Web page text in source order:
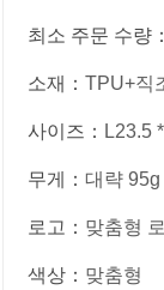
최소 주문 수량：
소재：TPU+직
사이즈： L23.5
무게：대략 95g
로고： 맞춤형
색상： 맞춤형